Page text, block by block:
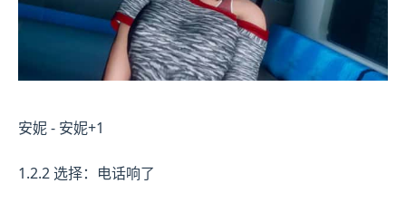
安妮 - 安妮+1
1.2.2 选择：电话响了